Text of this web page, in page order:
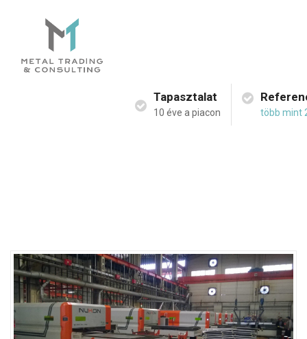
Tapasztalat
10 éve a piacon több mint